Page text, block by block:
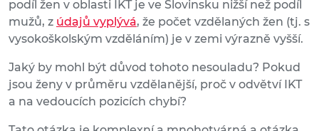
podíl žen v oblasti IKT je ve Slovinsku nižší než podíl
mužů, z údajů vyplývá, že počet vzdělaných žen (tj. s
vysokoškolským vzděláním) je v zemi výrazně vyšší.
Jaký by mohl být důvod tohoto nesouladu? Pokud
jsou ženy v průměru vzdělanější, proč v odvětví IKT
a na vedoucích pozicích chybí?